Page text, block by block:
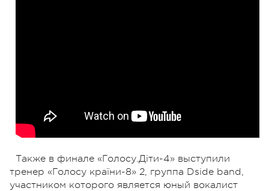
Также в финале «Голосу.Діти-4» выступили
тренер «Голосу країни-8» 2, группа Dside band,
участником которого является юный вокалист